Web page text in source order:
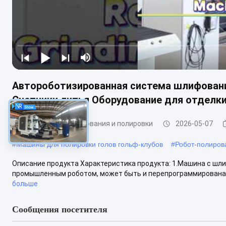
Автороботизированная система
Счетчики литья Оборудование для
Машины для шлифования и полировки 2026-05-07
#Машины для полировки голов гольф-клубов #Робот-
Описание продукта Характеристика продукта: 1.Машина с
промышленным роботом, может быть и
больше
Сообщения посетителя